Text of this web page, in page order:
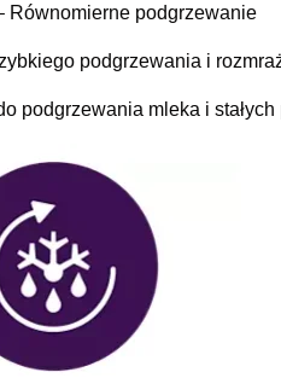
Równomierne podgrzewanie
podgrzewania i
podgrzewania mleka i stałych